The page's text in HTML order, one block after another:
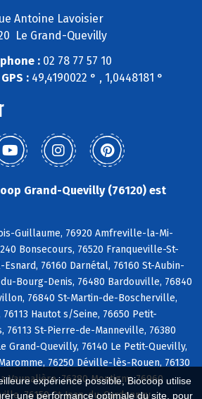
expérience possible, Biocoop utilise
une performance optimale du site, pour
Antoine Lavoisier
Le Grand-Quevilly
:02 78 77 57 10
:49,4190022 ° , 1,0448181 °
Grand-Quevilly (76120) est
Guillaume, 76920 Amfreville-la-Mi-
Bonsecours, 76520 Franqueville-St-
76160 Darnétal, 76160 St-Aubin-
Bourg-Denis, 76480 Bardouville, 76840
76840 St-Martin-de-Boscherville,
Hautot s/Seine, 76650 Petit-
76113 St-Pierre-de-Manneville, 76380
Grand-Quevilly, 76140 Le Petit-Quevilly,
76250 Déville-lès-Rouen, 76130
Vaupalière, 76380 Montigny, 76960
76150 St-Jean-du-Cardonnay